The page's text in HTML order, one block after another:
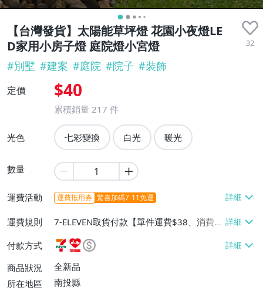
【台灣發貨】太陽能草坪燈 花園小夜燈LE
D家用小房子燈 庭院燈小宮燈
32
#別墅 #建案 #庭院 #院子 #裝飾
定價 $40
累積銷量 217 件
光色 七彩變換 白光 暖光
數量
運費活動 運費抵用券 驚喜加碼7-11免運
運費規則
7-ELEVEN取貨付款【單件運費$38、消費滿
$1999免運費】、萊爾富取貨付款【單件運
費$60、滿200件或消費滿$1999免運
費】、宅配/貨運【單件運費$150、消費滿
$20000免運費】、郵局掛號【單件運費$8
付款方式
商品狀況
全新品
所在地區
南投縣